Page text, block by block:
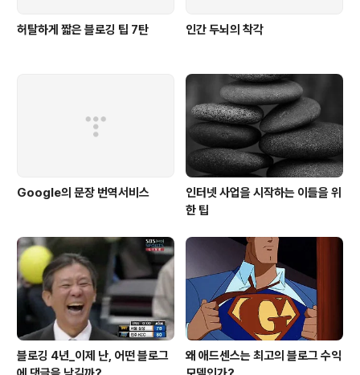
허탈하게 짧은 블로깅 팁 7탄 인간 두뇌의 착각
Google의 문장 번역서비스
인터넷 사업을 시작하는 이들을 위
한 팁
블로깅 4년_이제 난, 어떤 블로그
왜 애드센스는 최고의 블로그 수익